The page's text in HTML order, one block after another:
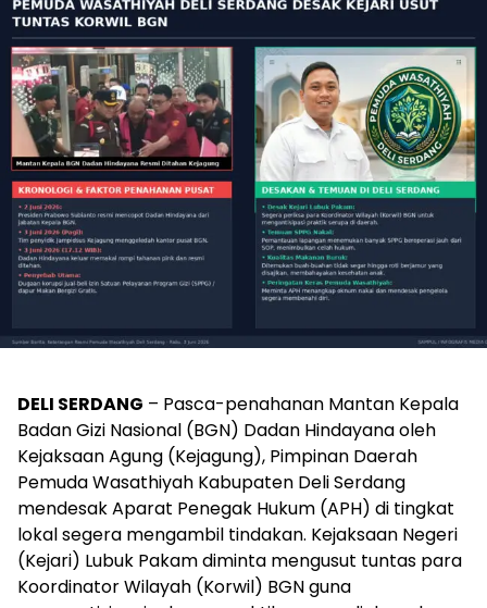
DELI SERDANG – Pasca-penahanan Mantan Kepala
Badan Gizi Nasional (BGN) Dadan Hindayana oleh
Kejaksaan Agung (Kejagung), Pimpinan Daerah
Pemuda Wasathiyah Kabupaten Deli Serdang
mendesak Aparat Penegak Hukum (APH) di tingkat
lokal segera mengambil tindakan. Kejaksaan Negeri
(Kejari) Lubuk Pakam diminta mengusut tuntas para
Koordinator Wilayah (Korwil) BGN guna